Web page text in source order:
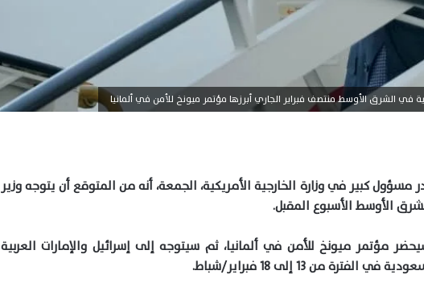
في الشرق الأوسط منتصف فبراير الجاري أبرزها مؤتمر ميونخ للأمن في ألمانيا
كبير في وزارة الخارجية الأمريكية، الجمعة، أنه من المتوقع أن يتوجه وزير
الأوسط الأسبوع المقبل.
مؤتمر ميونخ للأمن في ألمانيا، ثم سيتوجه إلى إسرائيل والإمارات العربية
من 13 إلى 18 فبراير/شباط.